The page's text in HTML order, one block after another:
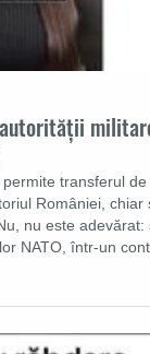
transferul
României,
nu este
NATO, într-un